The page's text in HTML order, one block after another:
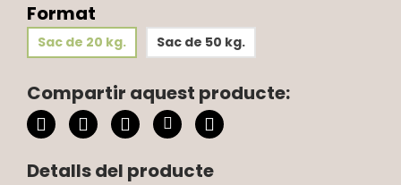
Format
Sac de 20 kg. Sac de 50 kg.
Compartir aquest producte:
Detalls del producte